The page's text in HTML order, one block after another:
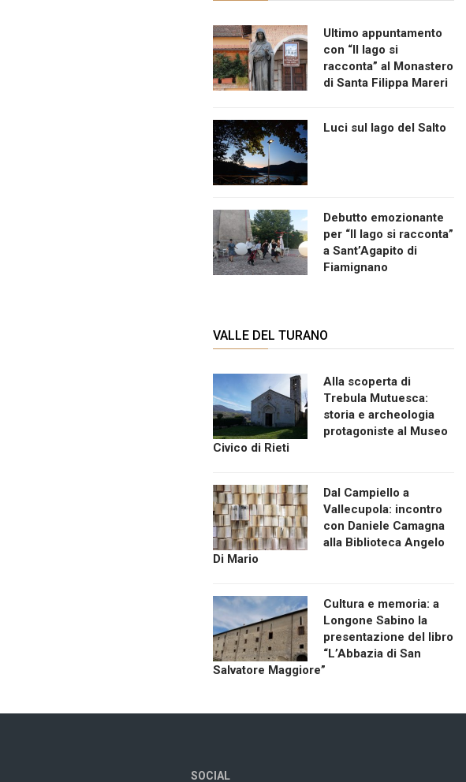
Ultimo appuntamento
con “Il lago si
racconta” al Monastero
di Santa Filippa Mareri
Luci sul lago del Salto
Debutto emozionante
per “Il lago si racconta”
a Sant’Agapito di
Fiamignano
VALLE DEL TURANO
Alla scoperta di
Trebula Mutuesca:
storia e archeologia
protagoniste al Museo
Civico di Rieti
Dal Campiello a
Vallecupola: incontro
con Daniele Camagna
alla Biblioteca Angelo
Di Mario
Cultura e memoria: a
Longone Sabino la
presentazione del libro
“L’Abbazia di San
Salvatore Maggiore”
SOCIAL